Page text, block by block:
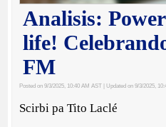
Analisis:
life!
FM
Posted on 9/3/2025, 10:40 AM AST | Updated on 9/3/2025,
Scirbi pa Tito Laclé